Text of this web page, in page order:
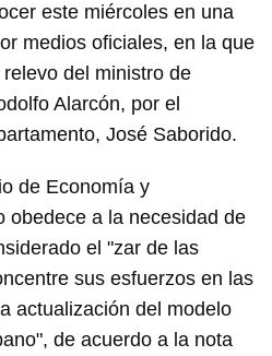
este miércoles en una
medios oficiales, en la que
del ministro de
Alarcón, por el
José Saborido.
de Economía y
obedece a la necesidad de
el "zar de las
sus esfuerzos en las
actualización del modelo
de acuerdo a la nota